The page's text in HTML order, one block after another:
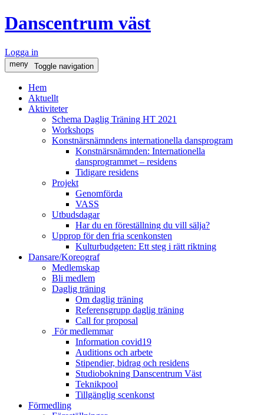
Danscentrum väst
Logga in
meny Toggle navigation
Hem
Aktuellt
Aktiviteter
Schema Daglig Träning HT 2021
Workshops
Konstnärsnämndens internationella dansprogram
Konstnärsnämnden: Internationella
dansprogrammet – residens
Tidigare residens
Projekt
Genomförda
VASS
Utbudsdagar
Har du en föreställning du vill sälja?
Upprop för den fria scenkonsten
Kulturbudgeten: Ett steg i rätt riktning
Dansare/Koreograf
Medlemskap
Bli medlem
Daglig träning
Om daglig träning
Referensgrupp daglig träning
Call for proposal
För medlemmar
Information covid19
Auditions och arbete
Stipendier, bidrag och residens
Studiobokning Danscentrum Väst
Teknikpool
Tillgänglig scenkonst
Förmedling